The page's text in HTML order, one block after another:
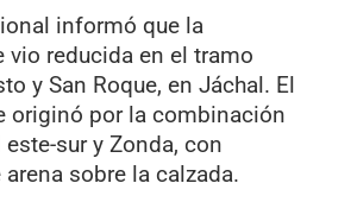
informó que la
vio reducida en el tramo
y San Roque, en Jáchal. El
originó por la combinación
sur y Zonda, con
sobre la calzada.